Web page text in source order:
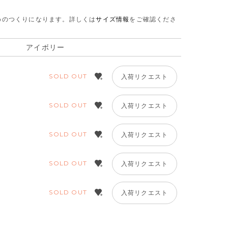
くりになります。 詳しくはサイズ情報 をご確認くださ
アイボリー
SOLD OUT 入荷リクエスト
SOLD OUT 入荷リクエスト
SOLD OUT 入荷リクエスト
SOLD OUT 入荷リクエスト
SOLD OUT 入荷リクエスト